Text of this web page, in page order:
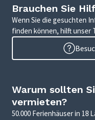
Brauchen Sie
Wenn Sie die gesuchten
finden können, hilft unser
Warum sollten
vermieten?
50.000 Ferienhäuser in 18